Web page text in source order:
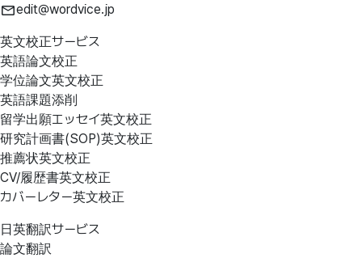
edit@wordvice.jp
英文校正サービス
英語論文校正
学位論文英文校正
英語課題添削
留学出願エッセイ英文校正
研究計画書(SOP)英文校正
推薦状英文校正
CV/履歴書英文校正
カバーレター英文校正
日英翻訳サービス
論文翻訳